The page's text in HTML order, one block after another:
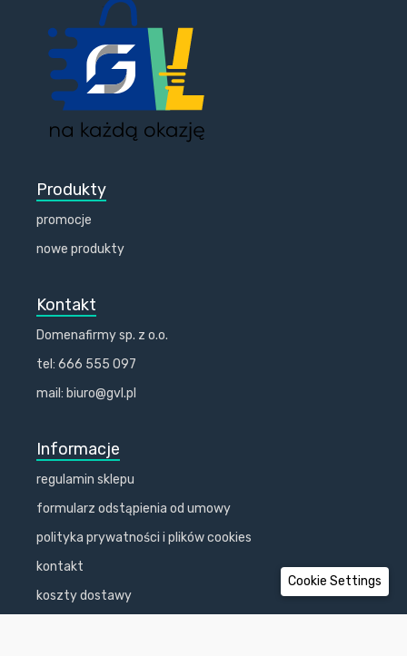
Produkty
promocje
nowe produkty
Kontakt
Domenafirmy sp. z o.o.
tel: 666 555 097
mail: biuro@gvl.pl
Informacje
regulamin sklepu
formularz odstąpienia od umowy
polityka prywatności i plików cookies
kontakt
koszty dostawy
Cookie Settings